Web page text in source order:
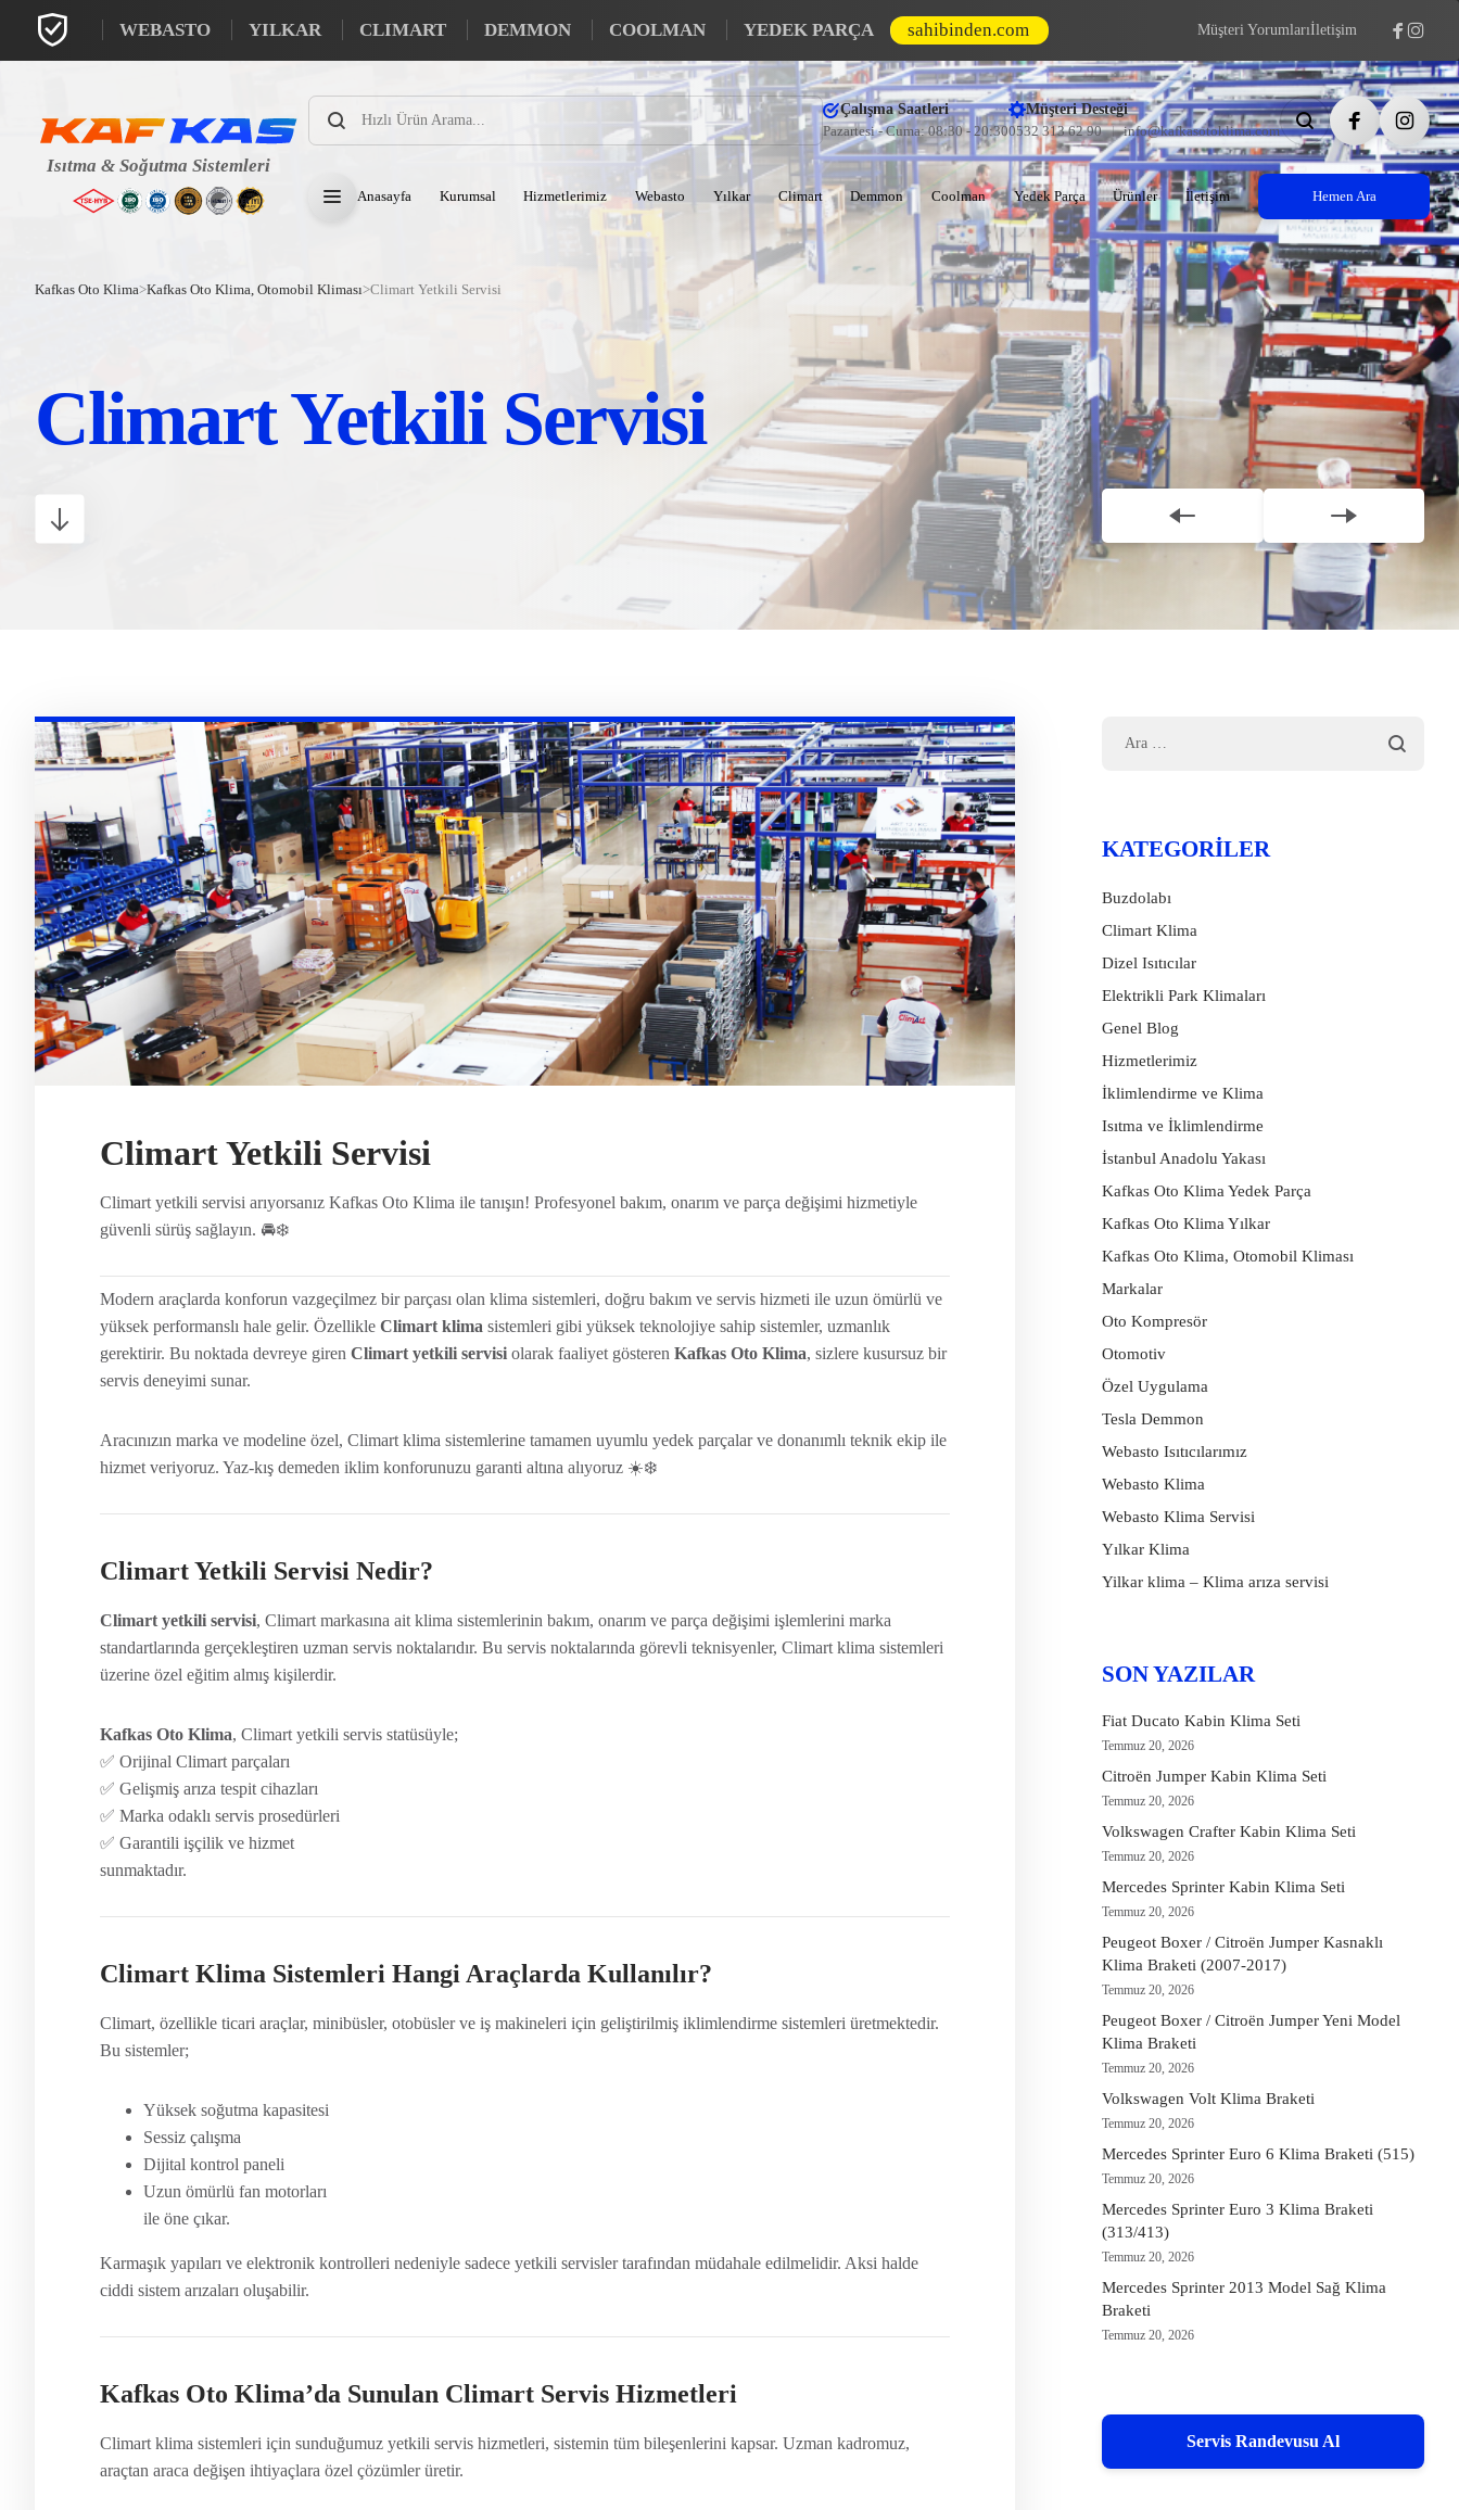
WEBASTO YILKAR CLIMART DEMMON COOLMAN YEDEK PARÇA sahibinden.com Müşteri Yorumlarıİletişim
Products
search
Çalışma Saatleri
Pazartesi - Cuma: 08:30 - 20:30
Müşteri Desteği
0532 313 62 90
info@kafkasotoklima.com
Anasayfa Kurumsal Hizmetlerimiz Webasto Yılkar Climart Demmon Coolman Yedek Parça Ürünler İletişim Hemen Ara
Kafkas Oto Klima>Kafkas Oto Klima, Otomobil Kliması>Climart Yetkili Servisi
Climart Yetkili Servisi
Climart Yetkili Servisi
Climart yetkili servisi arıyorsanız Kafkas Oto Klima ile tanışın! Profesyonel bakım, onarım ve parça değişimi hizmetiyle
güvenli sürüş sağlayın. 🚘❄️
Modern araçlarda konforun vazgeçilmez bir parçası olan klima sistemleri, doğru bakım ve servis hizmeti ile uzun ömürlü ve
yüksek performanslı hale gelir. Özellikle Climart klima sistemleri gibi yüksek teknolojiye sahip sistemler, uzmanlık
gerektirir. Bu noktada devreye giren Climart yetkili servisi olarak faaliyet gösteren Kafkas Oto Klima, sizlere kusursuz bir
servis deneyimi sunar.
Aracınızın marka ve modeline özel, Climart klima sistemlerine tamamen uyumlu yedek parçalar ve donanımlı teknik ekip ile
hizmet veriyoruz. Yaz-kış demeden iklim konforunuzu garanti altına alıyoruz ☀️❄️
Climart Yetkili Servisi Nedir?
Climart yetkili servisi, Climart markasına ait klima sistemlerinin bakım, onarım ve parça değişimi işlemlerini marka
standartlarında gerçekleştiren uzman servis noktalarıdır. Bu servis noktalarında görevli teknisyenler, Climart klima sistemleri
üzerine özel eğitim almış kişilerdir.
Kafkas Oto Klima, Climart yetkili servis statüsüyle;
✅ Orijinal Climart parçaları
✅ Gelişmiş arıza tespit cihazları
✅ Marka odaklı servis prosedürleri
✅ Garantili işçilik ve hizmet
sunmaktadır.
Climart Klima Sistemleri Hangi Araçlarda Kullanılır?
Climart, özellikle ticari araçlar, minibüsler, otobüsler ve iş makineleri için geliştirilmiş iklimlendirme sistemleri üretmektedir.
Bu sistemler;
Yüksek soğutma kapasitesi
Sessiz çalışma
Dijital kontrol paneli
Uzun ömürlü fan motorları
ile öne çıkar.
Karmaşık yapıları ve elektronik kontrolleri nedeniyle sadece yetkili servisler tarafından müdahale edilmelidir. Aksi halde
ciddi sistem arızaları oluşabilir.
Kafkas Oto Klima’da Sunulan Climart Servis Hizmetleri
Climart klima sistemleri için sunduğumuz yetkili servis hizmetleri, sistemin tüm bileşenlerini kapsar. Uzman kadromuz,
araçtan araca değişen ihtiyaçlara özel çözümler üretir.
KATEGORILER
Buzdolabı
Climart Klima
Dizel Isıtıcılar
Elektrikli Park Klimaları
Genel Blog
Hizmetlerimiz
İklimlendirme ve Klima
Isıtma ve İklimlendirme
İstanbul Anadolu Yakası
Kafkas Oto Klima Yedek Parça
Kafkas Oto Klima Yılkar
Kafkas Oto Klima, Otomobil Kliması
Markalar
Oto Kompresör
Otomotiv
Özel Uygulama
Tesla Demmon
Webasto Isıtıcılarımız
Webasto Klima
Webasto Klima Servisi
Yılkar Klima
Yilkar klima – Klima arıza servisi
SON YAZILAR
Fiat Ducato Kabin Klima Seti
Temmuz 20, 2026
Citroën Jumper Kabin Klima Seti
Temmuz 20, 2026
Volkswagen Crafter Kabin Klima Seti
Temmuz 20, 2026
Mercedes Sprinter Kabin Klima Seti
Temmuz 20, 2026
Peugeot Boxer / Citroën Jumper Kasnaklı
Klima Braketi (2007-2017)
Temmuz 20, 2026
Peugeot Boxer / Citroën Jumper Yeni Model
Klima Braketi
Temmuz 20, 2026
Volkswagen Volt Klima Braketi
Temmuz 20, 2026
Mercedes Sprinter Euro 6 Klima Braketi (515)
Temmuz 20, 2026
Mercedes Sprinter Euro 3 Klima Braketi
(313/413)
Temmuz 20, 2026
Mercedes Sprinter 2013 Model Sağ Klima
Braketi
Temmuz 20, 2026
Servis Randevusu Al